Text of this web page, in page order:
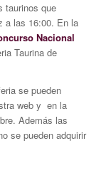
taurinos que
a las 16:00. En la
Nacional
Taurina de
se pueden
web y en la
Además las
se pueden adquirir